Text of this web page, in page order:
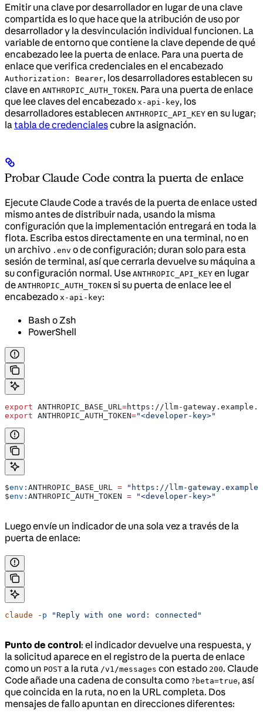
Emitir una clave por desarrollador en lugar de una clave
compartida es lo que hace que la atribución de uso por
desarrollador y la desvinculación individual funcionen. La
variable de entorno que contiene la clave depende de qué
encabezado lee la puerta de enlace. Para una puerta de
enlace que verifica credenciales en el encabezado
Authorization: Bearer, los desarrolladores establecen su
clave en ANTHROPIC_AUTH_TOKEN. Para una puerta de enlace
que lee claves del encabezado x-api-key, los
desarrolladores establecen ANTHROPIC_API_KEY en su lugar;
la tabla de credencialescubre la asignación.
Probar Claude Code contra la puerta de enlace
Ejecute Claude Code a través de la puerta de enlace usted
mismo antes de distribuir nada, usando la misma
configuración que la implementación entregará en toda la
flota. Escriba estos directamente en una terminal, no en
un archivo .env o de configuración; duran solo para esta
sesión de terminal, así que cerrarla devuelve su máquina a
su configuración normal. Use ANTHROPIC_API_KEY en lugar
de ANTHROPIC_AUTH_TOKEN si su puerta de enlace lee el
encabezado x-api-key:
Bash o Zsh
PowerShell
export ANTHROPIC_BASE_URL =https ://llm-gateway . example .
export ANTHROPIC_AUTH_TOKEN="<developer-key>"
$env: ANTHROPIC_BASE_URL = "https://llm-
$env: ANTHROPIC_AUTH_TOKEN = "<developer-key>"
Luego envíe un indicador de una sola vez a través de la
puerta de enlace:
claude -p "Reply with one word: connected"
Punto de control: el indicador devuelve una respuesta, y
la solicitud aparece en el registro de la puerta de enlace
como un POST a la ruta /v1/messages con estado 200. Claude
Code añade una cadena de consulta como ?beta=true, así
que coincida en la ruta, no en la URL completa. Dos
mensajes de fallo apuntan en direcciones diferentes: